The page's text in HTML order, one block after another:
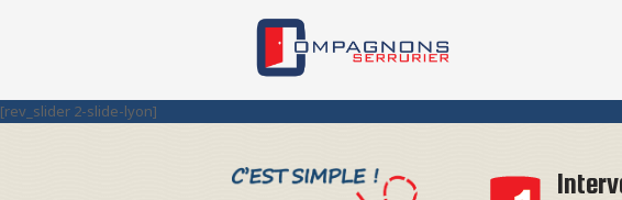
[rev_slider 2-slide-lyon]